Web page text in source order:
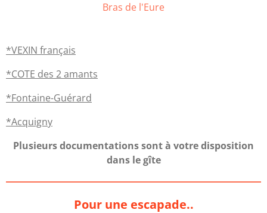
Bras de l'Eure
*VEXIN français
*COTE des 2 amants
*Fontaine-Guérard
*Acquigny
Plusieurs documentations sont à votre disposition
dans le gîte
Pour une escapade..